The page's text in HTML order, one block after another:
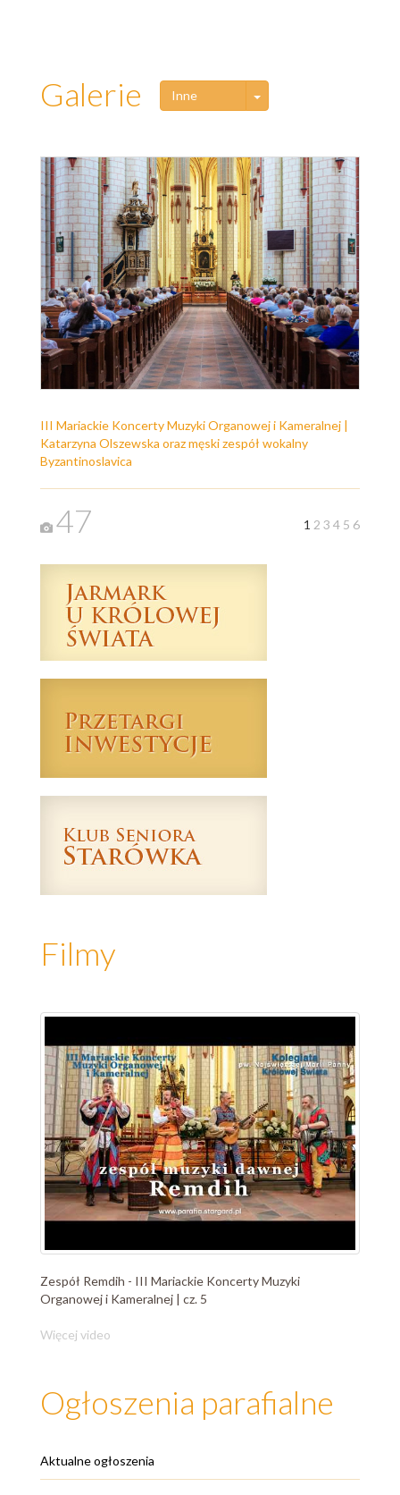
Galerie Inne Toggle Dropdown
III Mariackie Koncerty Muzyki Organowej i Kameralnej |
Katarzyna Olszewska oraz męski zespół wokalny
Byzantinoslavica
47 1 2 3 4 5 6
Filmy
Zespół Remdih - III Mariackie Koncerty Muzyki
Organowej i Kameralnej | cz. 5
Więcej video
Ogłoszenia parafialne
Aktualne ogłoszenia